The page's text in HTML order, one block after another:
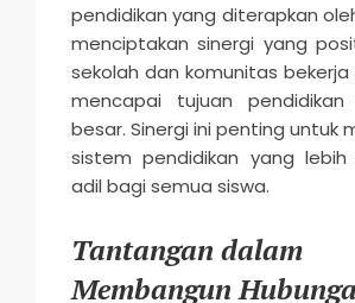
pendidikan yang diterapkan
menciptakan sinergi yang
sekolah dan komunitas
mencapai tujuan
besar. Sinergi ini penting untuk
sistem pendidikan yang lebih
adil bagi semua siswa.
Tantangan dalam
Membangun